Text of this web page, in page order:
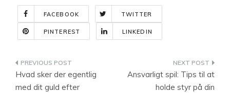
FACEBOOK TWITTER
PINTEREST LINKEDIN
Indlægsnavigation
Hvad sker der egentlig
med dit guld efter
Ansvarligt spil: Tips til at
holde styr på din